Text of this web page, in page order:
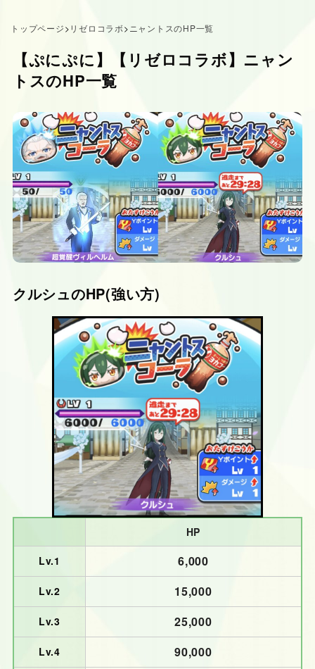
トップページ>リゼロコラボ> ニャントスのHP一覧
【ぷにぷに】【リゼロコラボ】ニャン
トスのHP一覧
クルシュのHP(強い方)
HP
Lv.1 6,000
Lv.2 15,000
Lv.3 25,000
Lv.4 90,000